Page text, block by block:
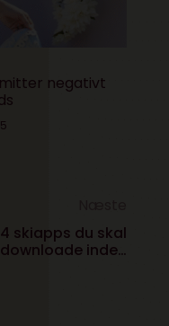
negativt
4 skiapps du skal
downloade inden